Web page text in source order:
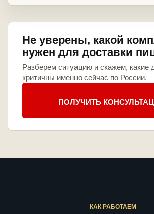
Не уверены, какой
нужен для доставки
Разберем ситуацию и скажем, какие
критичны именно сейчас по России.
ПОЛУЧИТЬ
КАК РАБОТАЕМ